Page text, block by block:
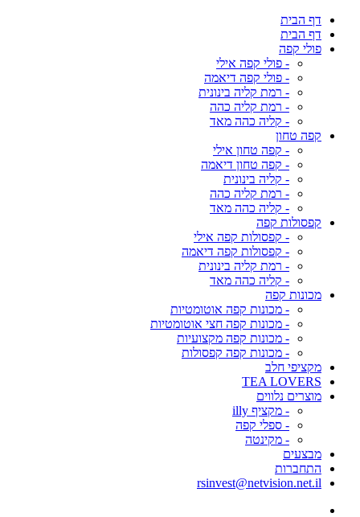
דף הבית
דף הבית
פולי קפה
- פולי קפה אילי
- פולי קפה דיאמה
- רמת קליה בינונית
- רמת קליה כהה
- קליה כהה מאד
קפה טחון
- קפה טחון אילי
- קפה טחון דיאמה
- קליה בינונית
- רמת קליה כהה
- קליה כהה מאד
קפסולות קפה
- קפסולות קפה אילי
- קפסולות קפה דיאמה
- רמת קליה בינונית
- קליה כהה מאד
מכונות קפה
- מכונות קפה אוטומטיות
- מכונות קפה חצי אוטומטיות
- מכונות קפה מקצועיות
- מכונות קפה קפסולות
מקציפי חלב
TEA LOVERS
מוצרים נלווים
- מקציף illy
- ספלי קפה
- מקינטה
מבצעים
התחברות
rsinvest@netvision.net.il